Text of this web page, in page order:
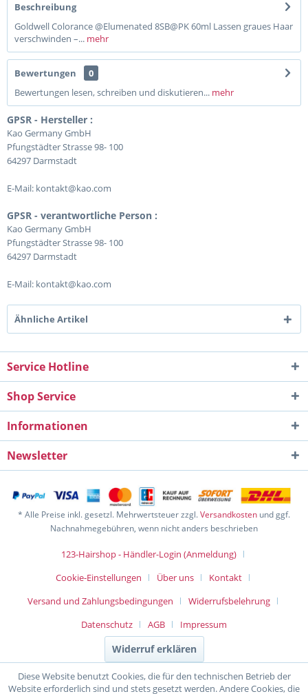
Beschreibung
Goldwell Colorance @Elumenated 8SB@PK 60ml Lassen graues Haar
verschwinden –... mehr
Bewertungen
0
Bewertungen lesen, schreiben und diskutieren... mehr
GPSR - Hersteller :
Kao Germany GmbH
Pfungstädter Strasse 98- 100
64297 Darmstadt
E-Mail: kontakt@kao.com
GPSR - verantwortliche Person :
Kao Germany GmbH
Pfungstädter Strasse 98- 100
64297 Darmstadt
E-Mail: kontakt@kao.com
Ähnliche Artikel
Service Hotline
Shop Service
Informationen
Newsletter
* Alle Preise inkl. gesetzl. Mehrwertsteuer zzgl.Versandkosten und ggf.
Nachnahmegebühren, wenn nicht anders beschrieben
123-Hairshop - Händler-Login (Anmeldung)
Cookie-Einstellungen
Über uns
Kontakt
Versand und Zahlungsbedingungen
Widerrufsbelehrung
Datenschutz
AGB Impressum
Widerruf erklären
Diese Website benutzt Cookies, die für den technischen Betrieb der
Website erforderlich sind und stets gesetzt werden. Andere Cookies, die